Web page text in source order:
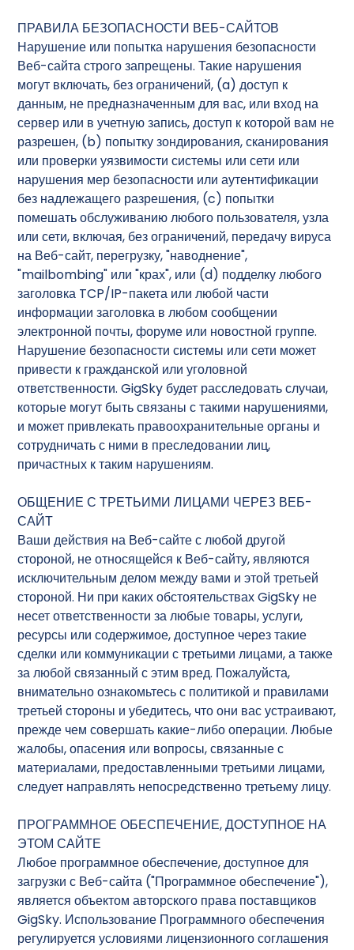
ПРАВИЛА БЕЗОПАСНОСТИ ВЕБ-САЙТОВ
Нарушение или попытка нарушения безопасности
Веб-сайта строго запрещены. Такие нарушения
могут включать, без ограничений, (a) доступ к
данным, не предназначенным для вас, или вход на
сервер или в учетную запись, доступ к которой вам не
разрешен, (b) попытку зондирования, сканирования
или проверки уязвимости системы или сети или
нарушения мер безопасности или аутентификации
без надлежащего разрешения, (c) попытки
помешать обслуживанию любого пользователя, узла
или сети, включая, без ограничений, передачу вируса
на Веб-сайт, перегрузку, "наводнение",
"mailbombing" или "крах", или (d) подделку любого
заголовка TCP/IP-пакета или любой части
информации заголовка в любом сообщении
электронной почты, форуме или новостной группе.
Нарушение безопасности системы или сети может
привести к гражданской или уголовной
ответственности. GigSky будет расследовать случаи,
которые могут быть связаны с такими нарушениями,
и может привлекать правоохранительные органы и
сотрудничать с ними в преследовании лиц,
причастных к таким нарушениям.
ОБЩЕНИЕ С ТРЕТЬИМИ ЛИЦАМИ ЧЕРЕЗ ВЕБ-
САЙТ
Ваши действия на Веб-сайте с любой другой
стороной, не относящейся к Веб-сайту, являются
исключительным делом между вами и этой третьей
стороной. Ни при каких обстоятельствах GigSky не
несет ответственности за любые товары, услуги,
ресурсы или содержимое, доступное через такие
сделки или коммуникации с третьими лицами, а также
за любой связанный с этим вред. Пожалуйста,
внимательно ознакомьтесь с политикой и правилами
третьей стороны и убедитесь, что они вас устраивают,
прежде чем совершать какие-либо операции. Любые
жалобы, опасения или вопросы, связанные с
материалами, предоставленными третьими лицами,
следует направлять непосредственно третьему лицу.
ПРОГРАММНОЕ ОБЕСПЕЧЕНИЕ, ДОСТУПНОЕ НА
ЭТОМ САЙТЕ
Любое программное обеспечение, доступное для
загрузки с Веб-сайта ("Программное обеспечение"),
является объектом авторского права поставщиков
GigSky. Использование Программного обеспечения
регулируется условиями лицензионного соглашения